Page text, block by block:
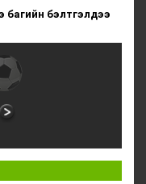
бэлтгэлдээ